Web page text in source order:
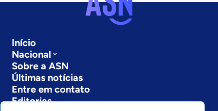
Início
Nacional
Sobre a ASN
Últimas notícias
Entre em contato
Editorias